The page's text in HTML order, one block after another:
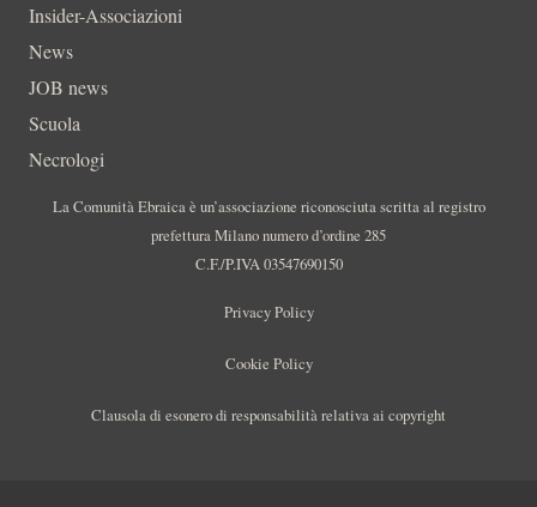
Insider-Associazioni
News
JOB news
Scuola
Necrologi
La Comunità Ebraica è un’associazione riconosciuta scritta al registro
prefettura Milano numero d’ordine 285
C.F./P.IVA 03547690150
Privacy Policy
Cookie Policy
Clausola di esonero di responsabilità relativa ai copyright